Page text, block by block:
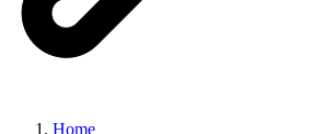
Home